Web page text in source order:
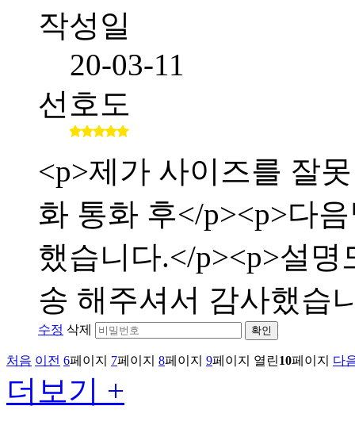
작성일
20-03-11
선호도
<p>제가 사이즈를 잘
화 통화 후</p><p>다
했습니다.</p><p>설
송 해주셔서 감사했습
수정 삭제 확인
처음 이전 6페이지 7페이지 8페이지 9페이지 열린10페이지 다
더보기 +